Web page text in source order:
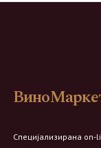
Специјализирана on-